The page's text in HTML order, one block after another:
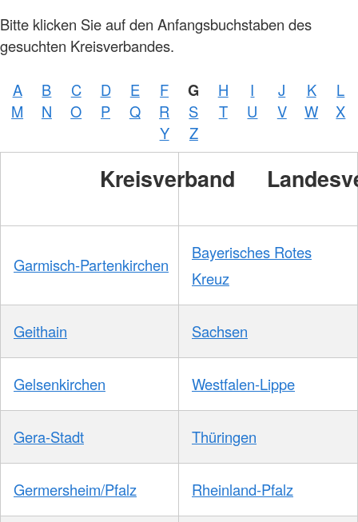
Bitte klicken Sie auf den Anfangsbuchstaben des
gesuchten Kreisverbandes.
A B C D E F G H I J K
L
M
N O P Q R S T U V W
X
Y
Z
Kreisverband
Garmisch-Partenkirchen
Bayerisches Rotes
Kreuz
Geithain Sachsen
Gelsenkirchen Westfalen-Lippe
Gera-Stadt Thüringen
Germersheim/Pfalz Rheinland-Pfalz